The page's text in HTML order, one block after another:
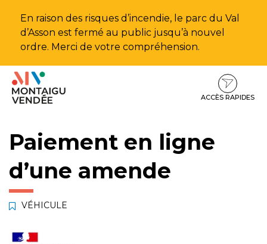
En raison des risques d’incendie, le parc du Val
d’Asson est fermé au public jusqu’à nouvel
ordre. Merci de votre compréhension.
Aller
Aller
contenu
Aller
pied
ACCÈS RAPIDES
Paiement en ligne
d’une amende
VÉHICULE